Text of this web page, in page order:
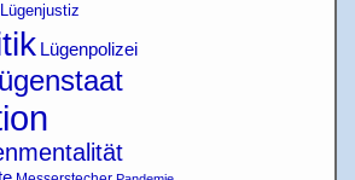
Lügenjustiz
Lügenpolizei